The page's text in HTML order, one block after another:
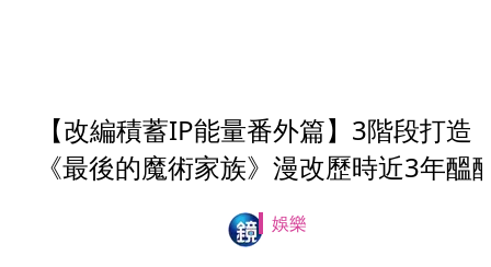
【改編積蓄IP能量番外篇】3階段打
《最後的魔術家族》漫改歷時近3年醞
娛樂